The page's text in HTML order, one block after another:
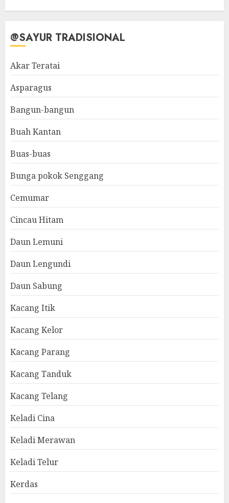
@SAYUR TRADISIONAL
Akar Teratai
Asparagus
Bangun-bangun
Buah Kantan
Buas-buas
Bunga pokok Senggang
Cemumar
Cincau Hitam
Daun Lemuni
Daun Lengundi
Daun Sabung
Kacang Itik
Kacang Kelor
Kacang Parang
Kacang Tanduk
Kacang Telang
Keladi Cina
Keladi Merawan
Keladi Telur
Kerdas